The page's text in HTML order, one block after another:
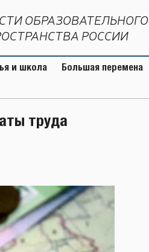
ОБРАЗОВАТЕЛЬНОГО
РОССИИ
и школа Большая перемена
труда